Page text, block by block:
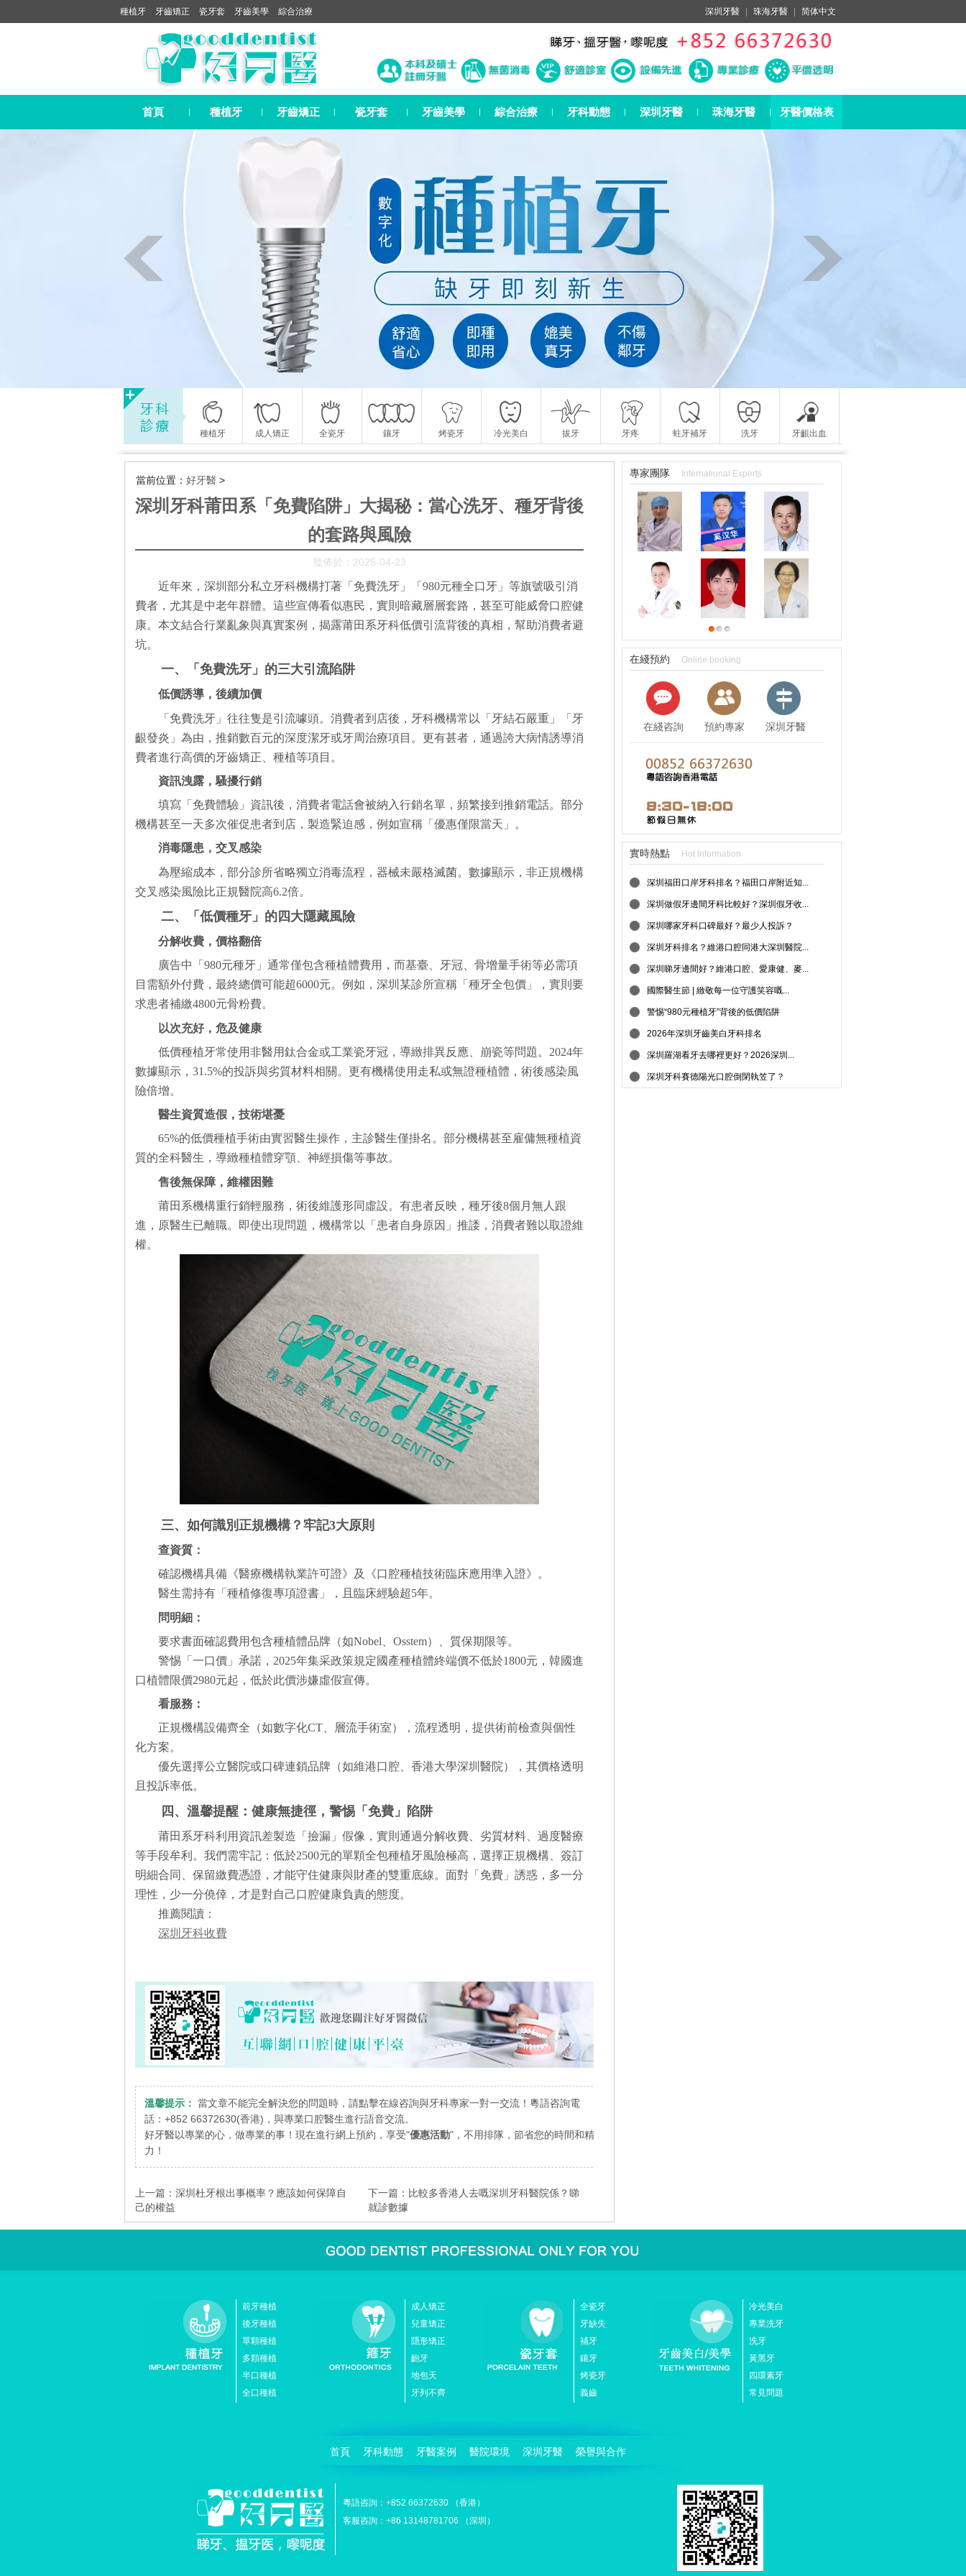
種植牙 牙齒矯正 瓷牙套 牙齒美學 綜合治療 深圳牙醫 珠海牙醫 简体中文
首頁 種植牙 牙齒矯正 瓷牙套 牙齒美學 綜合治療 牙科動態 深圳牙醫 珠海牙醫 牙醫價格表
種植牙 成人矯正 全瓷牙 鑲牙 烤瓷牙 冷光美白 拔牙 牙疼 蛀牙補牙 洗牙 牙齦出血
當前位置： 好牙醫 >
深圳牙科莆田系「免費陷阱」大揭秘：當心洗牙、種牙背後
的套路與風險
發佈於：2025-04-23
近年來，深圳部分私立牙科機構打著「免費洗牙」「980元種全口牙」等旗號吸引消
費者，尤其是中老年群體。這些宣傳看似惠民，實則暗藏層層套路，甚至可能威脅口腔健
康。本文結合行業亂象與真實案例，揭露莆田系牙科低價引流背後的真相，幫助消費者避
坑。
一、「免費洗牙」的三大引流陷阱
低價誘導，後續加價
「免費洗牙」往往隻是引流噱頭。消費者到店後，牙科機構常以「牙結石嚴重」「牙
齦發炎」為由，推銷數百元的深度潔牙或牙周治療項目。更有甚者，通過誇大病情誘導消
費者進行高價的牙齒矯正、種植等項目。
資訊洩露，騷擾行銷
填寫「免費體驗」資訊後，消費者電話會被納入行銷名單，頻繁接到推銷電話。部分
機構甚至一天多次催促患者到店，製造緊迫感，例如宣稱「優惠僅限當天」。
消毒隱患，交叉感染
為壓縮成本，部分診所省略獨立消毒流程，器械未嚴格滅菌。數據顯示，非正規機構
交叉感染風險比正規醫院高6.2倍。
二、「低價種牙」的四大隱藏風險
分解收費，價格翻倍
廣告中「980元種牙」通常僅包含種植體費用，而基臺、牙冠、骨增量手術等必需項
目需額外付費，最終總價可能超6000元。例如，深圳某診所宣稱「種牙全包價」，實則要
求患者補繳4800元骨粉費。
以次充好，危及健康
低價種植牙常使用非醫用鈦合金或工業瓷牙冠，導緻排異反應、崩瓷等問題。2024年
數據顯示，31.5%的投訴與劣質材料相關。更有機構使用走私或無證種植體，術後感染風
險倍增。
醫生資質造假，技術堪憂
65%的低價種植手術由實習醫生操作，主診醫生僅掛名。部分機構甚至雇傭無種植資
質的全科醫生，導緻種植體穿顎、神經損傷等事故。
售後無保障，維權困難
莆田系機構重行銷輕服務，術後維護形同虛設。有患者反映，種牙後8個月無人跟
進，原醫生已離職。即使出現問題，機構常以「患者自身原因」推諉，消費者難以取證維
權。
三、如何識別正規機構？牢記3大原則
查資質：
確認機構具備《醫療機構執業許可證》及《口腔種植技術臨床應用準入證》。
醫生需持有「種植修復專項證書」，且臨床經驗超5年。
問明細：
要求書面確認費用包含種植體品牌（如Nobel、Osstem）、質保期限等。
警惕「一口價」承諾，2025年集采政策規定國產種植體終端價不低於1800元，韓國進
口植體限價2980元起，低於此價涉嫌虛假宣傳。
看服務：
正規機構設備齊全（如數字化CT、層流手術室），流程透明，提供術前檢查與個性
化方案。
優先選擇公立醫院或口碑連鎖品牌（如維港口腔、香港大學深圳醫院），其價格透明
且投訴率低。
四、溫馨提醒：健康無捷徑，警惕「免費」陷阱
莆田系牙科利用資訊差製造「撿漏」假像，實則通過分解收費、劣質材料、過度醫療
等手段牟利。我們需牢記：低於2500元的單顆全包種植牙風險極高，選擇正規機構、簽訂
明細合同、保留繳費憑證，才能守住健康與財產的雙重底線。面對「免費」誘惑，多一分
理性，少一分僥倖，才是對自己口腔健康負責的態度。
推薦閱讀：
深圳牙科收費
溫馨提示： 當文章不能完全解決您的問題時，請點擊在線咨詢與牙科專家一對一交流！粵語咨詢電
話：+852 66372630(香港)，與專業口腔醫生進行語音交流。
好牙醫以專業的心，做專業的事！現在進行網上預約，享受"優惠活動"，不用排隊，節省您的時間和精
力！
上一篇： 深圳杜牙根出事概率？應該如何保障自
己的權益
下一篇： 比較多香港人去嘅深圳牙科醫院係？睇
就診數據
專家團隊 International Experts
在綫預約 Online booking
在綫咨詢 預約專家
深圳牙醫
實時熱點 Hot Information
深圳福田口岸牙科排名？福田口岸附近知...
深圳做假牙邊間牙科比較好？深圳假牙收...
深圳哪家牙科口碑最好？最少人投訴？
深圳牙科排名？維港口腔同港大深圳醫院...
深圳睇牙邊間好？維港口腔、愛康健、麥...
國際醫生節 | 緻敬每一位守護笑容嘅...
警惕“980元種植牙”背後的低價陷阱
2026年深圳牙齒美白牙科排名
深圳羅湖看牙去哪裡更好？2026深圳...
深圳牙科賽德陽光口腔倒閉執笠了？
前牙種植
後牙種植
單顆種植
多顆種植
半口種植
全口種植
成人矯正
兒童矯正
隱形矯正
齙牙
地包天
牙列不齊
全瓷牙
牙缺失
補牙
鑲牙
烤瓷牙
義齒
冷光美白
專業洗牙
洗牙
黃黑牙
四環素牙
常見問題
首頁 牙科動態 牙醫案例 醫院環境 深圳牙醫 榮譽與合作
粵語咨詢：+852 66372630 （香港）
客服咨詢：+86 13148781706 （深圳）